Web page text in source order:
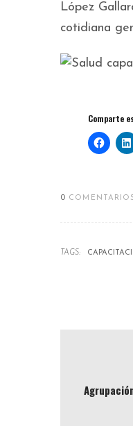
López
cotidiana
Comparte
0
TAGS: